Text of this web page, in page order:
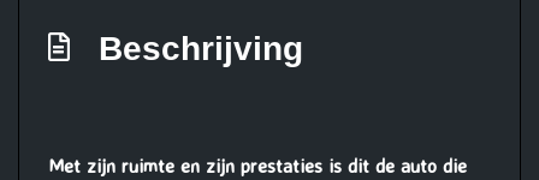
Parkeersensor voor en achter
Sportvelgen
Beschrijving
Met zijn ruimte en zijn prestaties is dit de auto die